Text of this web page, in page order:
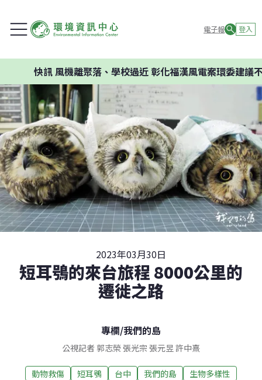
電子報 登入
風機離聚落、學校過近 彰化福漢風電案環委建議不應開發
2023年03月30日
短耳鴞的來台旅程 8000公里的
遷徙之路
專欄/我們的島
公視記者 郭志榮 張光宗 張元昱 許中熹
動物救傷 短耳鴞 台中 我們的島 生物多樣性